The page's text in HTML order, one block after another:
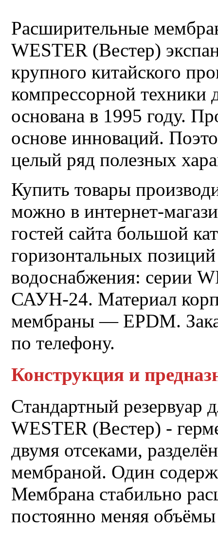
Расширительные
WESTER (Вестер)
крупного китайского
компрессорной техники
основана в 1995 году.
основе инноваций.
целый ряд полезных
Купить товары
можно в интернет-
гостей сайта большой
горизонтальных
водоснабжения: серии
САУН-24. Материал
мембраны — EPDM.
по телефону.
Конструкция и
Стандартный резервуар
WESTER (Вестер) -
двумя отсеками,
мембраной. Один
Мембрана стабильно
постоянно меняя объёмы